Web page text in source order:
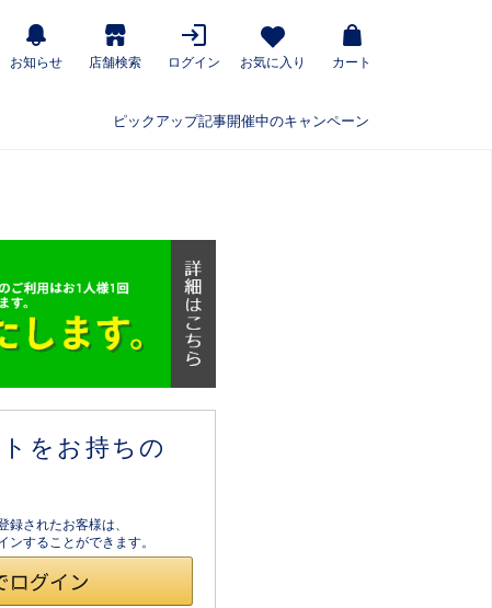
お知らせ 店舗検索 ログイン お気に入り カート
ピックアップ記事開催中のキャンペーン
をお持ちの
されたお客様は、
することができます。